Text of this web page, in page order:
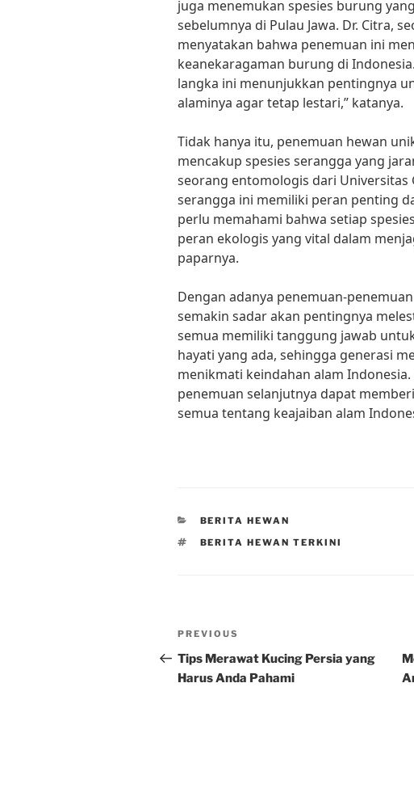
juga menemukan spesies burung
sebelumnya di Pulau Jawa. Dr. Citra,
menyatakan bahwa penemuan ini
keanekaragaman burung di
langka ini menunjukkan pentingnya
alaminya agar tetap lestari,” katanya.
Tidak hanya itu, penemuan hewan
mencakup spesies serangga yang
seorang entomologis dari Universitas
serangga ini memiliki peran penting
perlu memahami bahwa setiap
peran ekologis yang vital dalam
paparnya.
Dengan adanya penemuan-
semakin sadar akan pentingnya
semua memiliki tanggung jawab
hayati yang ada, sehingga generasi
menikmati keindahan alam
penemuan selanjutnya dapat
semua tentang keajaiban alam
CATEGORIES
BERITA HEWAN
TAGS
BERITA HEWAN TERKINI
Post
navigation
Previous
Post
PREVIOUS
Tips Merawat Kucing Persia yang
Harus Anda Pahami